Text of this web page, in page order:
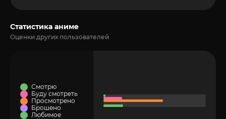
Статистика аниме
Оценки других пользователей
Смотрю
Буду смотреть
Просмотрено
Брошено
Любимое